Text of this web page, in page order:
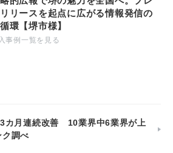
リースを起点に広がる情報発信の
環【堺市様】
事例一覧を見る
カ月連続改善 10業界中6業界が上
調べ